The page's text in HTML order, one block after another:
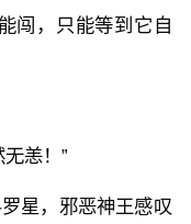
闯，只能等到它自
恙！”
星，邪恶神王感叹